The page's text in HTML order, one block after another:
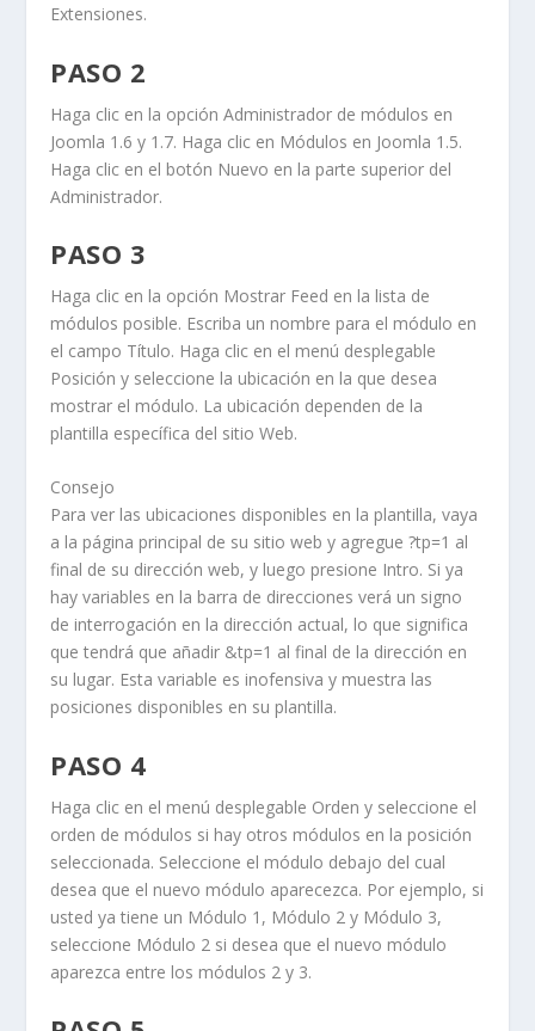
Extensiones.
PASO 2
Haga clic en la opciónAdministrador de módulos en
Joomla 1.6 y 1.7. Haga clic en Módulos en Joomla 1.5.
Haga clic en el botón Nuevo en la parte superior del
Administrador.
PASO 3
Haga clic en la opción Mostrar Feed en la lista de
módulos posible. Escriba un nombre para el módulo en
el campo Título. Haga clic en el menú desplegable
Posición y seleccione la ubicación en la que desea
mostrar el módulo. La ubicación dependen de la
plantilla específica del sitio Web.
Consejo
Para ver las ubicaciones disponibles en la plantilla, vaya
a la página principal de su sitio web y agregue?tp=1 al
final de su dirección web, y luego presione Intro. Si ya
hay variables en la barra de direcciones verá un signo
de interrogación en la dirección actual, lo que significa
que tendrá que añadir &tp=1 al final de la dirección en
su lugar. Esta variable es inofensiva y muestra las
posiciones disponibles en su plantilla.
PASO 4
Haga clic en el menú desplegable Orden y seleccione el
orden de módulos si hay otros módulos en la posición
seleccionada. Seleccione el módulo debajo del cual
desea que el nuevo módulo aparecezca. Por ejemplo, si
usted ya tiene un Módulo 1, Módulo 2y Módulo 3,
seleccione Módulo 2 si desea que el nuevo módulo
aparezca entre los módulos 2 y 3.